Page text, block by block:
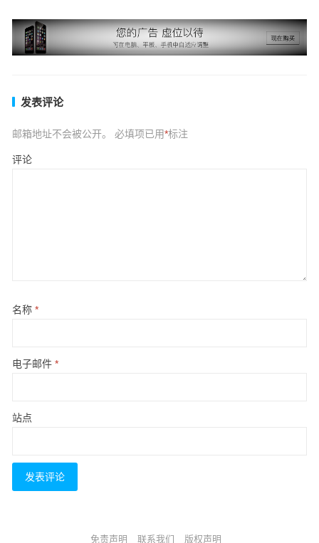
发表评论
邮箱地址不会被公开。 必填项已用*标注
评论
名称 *
电子邮件 *
站点
免责声明 联系我们 版权声明